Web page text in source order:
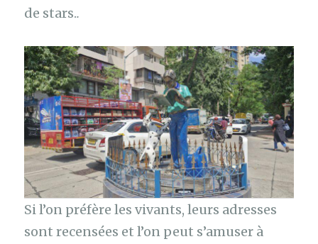
de stars..
Si l’on préfère les vivants, leurs adresses
sont recensées et l’on peut s’amuser à